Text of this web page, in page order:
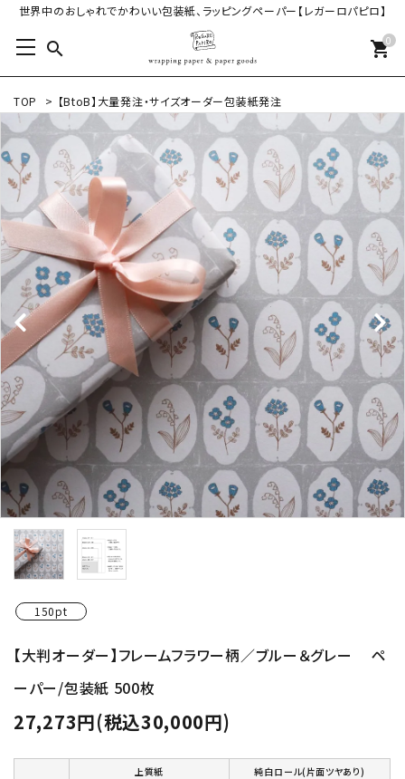
世界中のおしゃれでかわいい包装紙、ラッピングペーパー【レガーロパピロ】
search 0
shopping_cart
TOP > 【BtoB】大量発注・サイズオーダー包装紙発注
150pt
【大判オーダー】フレームフラワー柄／ブルー＆グレー ペ
ーパー/包装紙 500枚
27,273円(税込30,000円)
上質紙 純白ロール(片面ツヤあり)